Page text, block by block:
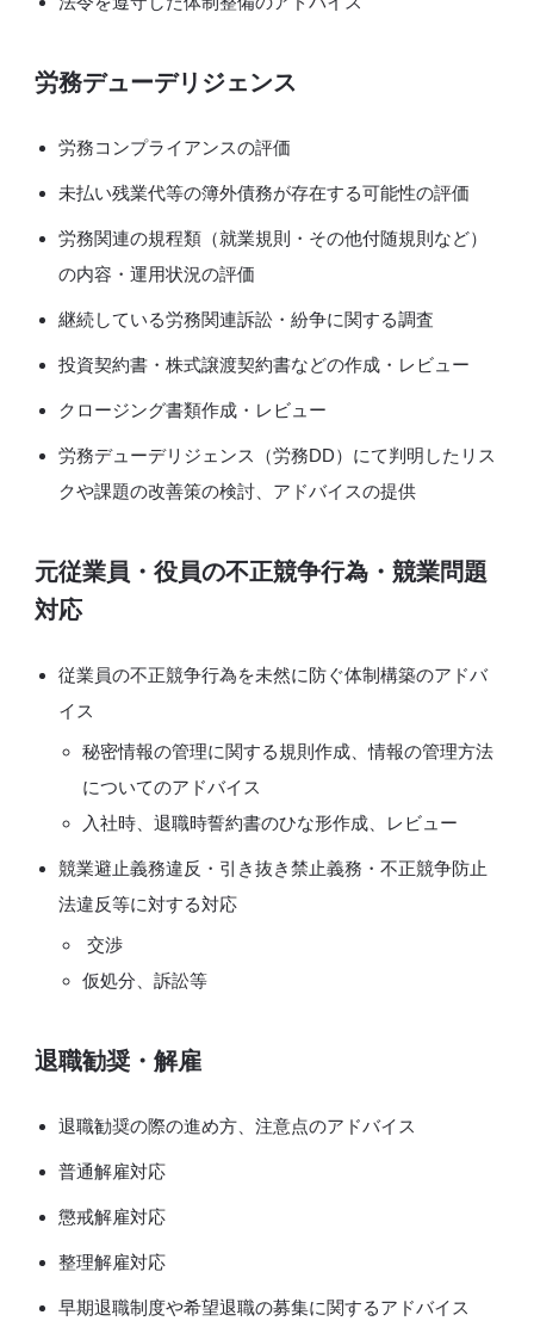
労務デューデリジェンス
労務コンプライアンスの評価
未払い残業代等の簿外債務が存在する可能性の評価
労務関連の規程類（就業規則・その他付随規則など）
の内容・運用状況の評価
継続している労務関連訴訟・紛争に関する調査
投資契約書・株式譲渡契約書などの作成・レビュー
クロージング書類作成・レビュー
労務デューデリジェンス（労務DD）にて判明したリス
クや課題の改善策の検討、アドバイスの提供
元従業員・役員の不正競争行為・競業問題
対応
従業員の不正競争行為を未然に防ぐ体制構築のアドバ
イス
秘密情報の管理に関する規則作成、情報の管理方法
についてのアドバイス
入社時、退職時誓約書のひな形作成、レビュー
競業避止義務違反・引き抜き禁止義務・不正競争防止
法違反等に対する対応
交渉
仮処分、訴訟等
退職勧奨・解雇
退職勧奨の際の進め方、注意点のアドバイス
普通解雇対応
懲戒解雇対応
整理解雇対応
早期退職制度や希望退職の募集に関するアドバイス